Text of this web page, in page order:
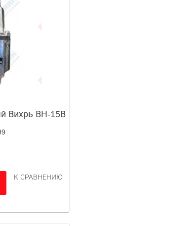
Вихрь ВН-15В
К СРАВНЕНИЮ